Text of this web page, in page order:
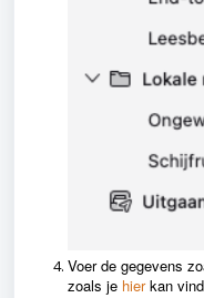
Voer de gegevens
zoals je hierkan